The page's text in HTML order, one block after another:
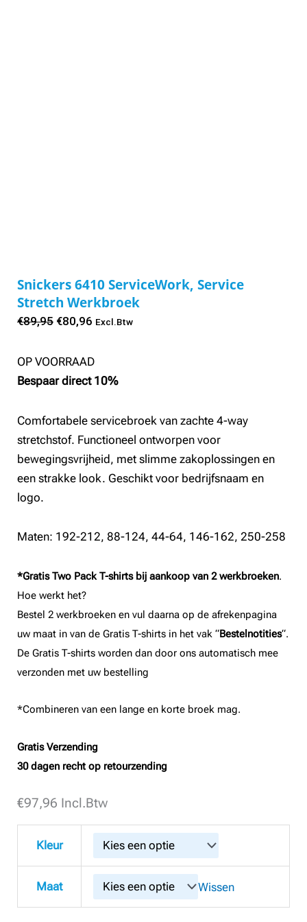
Snickers 6410 ServiceWork, Service
Stretch Werkbroek
€89,95 Oorspronkelijke
was:
€89,95.
€80,96 Huidige
is:
€80,96.
Excl.Btw
OP VOORRAAD
Bespaar direct 10%
Comfortabele servicebroek van zachte 4-way
stretchstof. Functioneel ontworpen voor
bewegingsvrijheid, met slimme zakoplossingen en
een strakke look. Geschikt voor bedrijfsnaam en
logo.
Maten: 192-212, 88-124, 44-64, 146-162, 250-258
*Gratis Two Pack T-shirts bij aankoop van 2 werkbroeken.
Hoe werkt het?
Bestel 2 werkbroeken en vul daarna op de afrekenpagina
uw maat in van de Gratis T-shirts in het vak “Bestelnotities“.
De Gratis T-shirts worden dan door ons automatisch mee
verzonden met uw bestelling
*Combineren van een lange en korte broek mag.
Gratis Verzending
30 dagen recht op retourzending
€97,96 Incl.Btw
Kleur
Maat Wissen
Snickers
6410
ServiceWork,
Stretch